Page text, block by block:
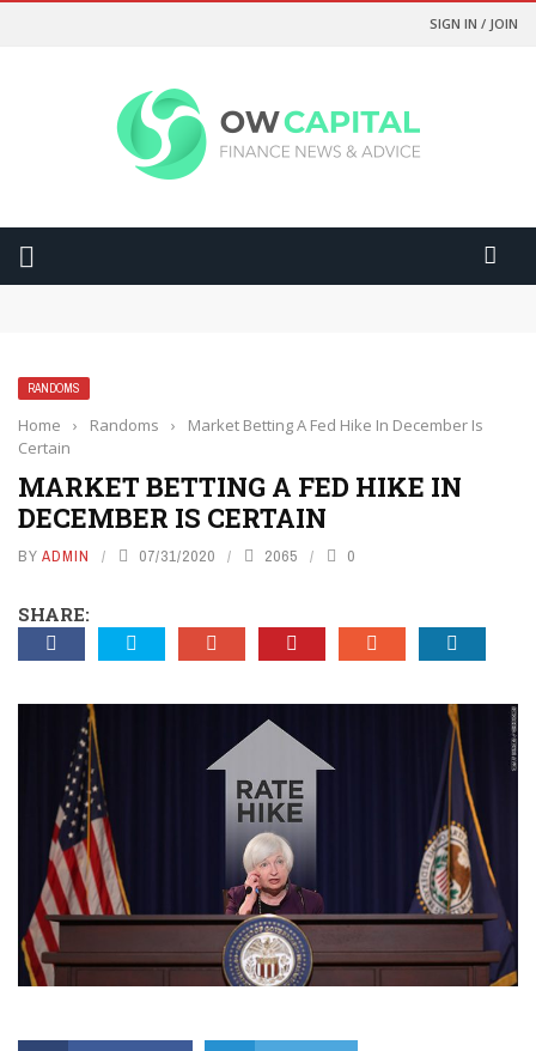
SIGN IN / JOIN
Sağlıyor?
RANDOMS
Home › Randoms ›
Market Betting A Fed Hike In December Is
Certain
MARKET BETTING A FED HIKE IN
DECEMBER IS CERTAIN
BY ADMIN 07/31/2020 2065 0
SHARE: